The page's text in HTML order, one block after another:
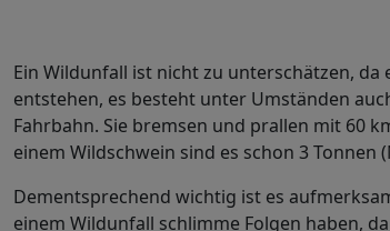
Ein Wildunfall ist nicht zu unterschätzen,
entstehen, es besteht unter Umständen
Fahrbahn. Sie bremsen und prallen mit 60
einem Wildschwein sind es schon 3 Tonnen
Dementsprechend wichtig ist es
einem Wildunfall schlimme Folgen haben,